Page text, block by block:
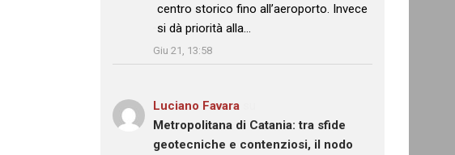
centro storico fino all’aeroporto. Invece
si dà priorità alla…
Giu 21, 13:58
Luciano Favara
Metropolitana di Catania: tra sfide
geotecniche e contenziosi, il nodo